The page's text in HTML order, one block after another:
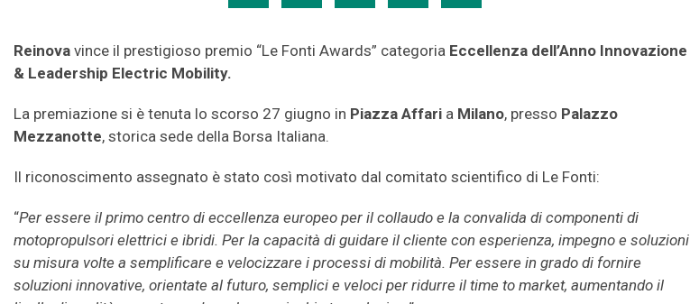
Reinova vince il prestigioso premio “Le Fonti Awards” categoria Eccellenza dell’Anno Innovazione
& Leadership Electric Mobility.
La premiazione si è tenuta lo scorso 27 giugno in Piazza Affari a Milano, presso Palazzo
Mezzanotte, storica sede della Borsa Italiana.
Il riconoscimento assegnato è stato così motivato dal comitato scientifico di Le Fonti:
“Per essere il primo centro di eccellenza europeo per il collaudo e la convalida di componenti di
motopropulsori elettrici e ibridi. Per la capacità di guidare il cliente con esperienza, impegno e soluzioni
su misura volte a semplificare e velocizzare i processi di mobilità. Per essere in grado di fornire
soluzioni innovative, orientate al futuro, semplici e veloci per ridurre il time to market, aumentando il